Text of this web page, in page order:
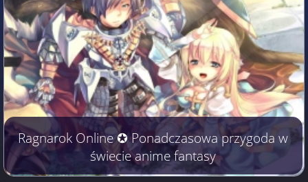
Ragnarok Online ✪ Ponadczasowa przygoda w
świecie anime fantasy